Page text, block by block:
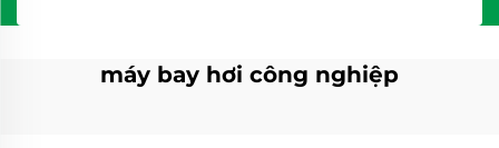
máy bay hơi công nghiệp